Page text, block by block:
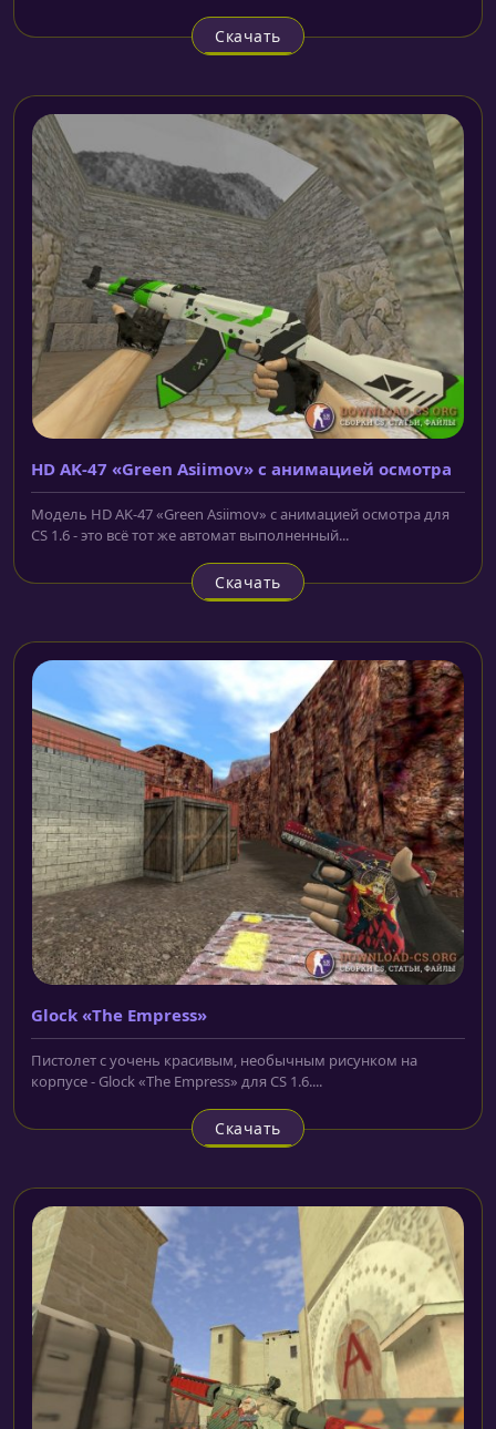
Скачать
HD AK-47 «Green Asiimov» с анимацией осмотра
Модель HD AK-47 «Green Asiimov» с анимацией осмотра для
CS 1.6 - это всё тот же автомат выполненный...
Скачать
Glock «The Empress»
Пистолет с уочень красивым, необычным рисунком на
корпусе - Glock «The Empress» для CS 1.6....
Скачать